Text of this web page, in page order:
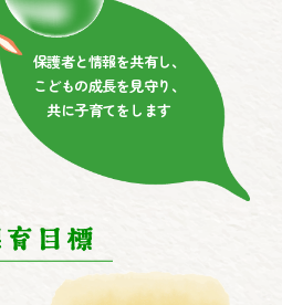
保護者と情報を共有し、
こどもの成長を見守り、
共に子育てをします